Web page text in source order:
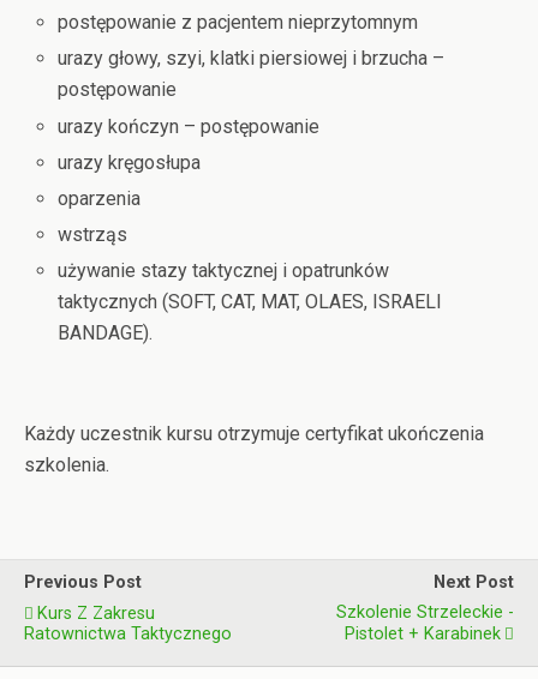
postępowanie z pacjentem nieprzytomnym
urazy głowy, szyi, klatki piersiowej i brzucha –
postępowanie
urazy kończyn – postępowanie
urazy kręgosłupa
oparzenia
wstrząs
używanie stazy taktycznej i opatrunków
taktycznych (SOFT, CAT, MAT, OLAES, ISRAELI
BANDAGE).
Każdy uczestnik kursu otrzymuje certyfikat ukończenia
szkolenia.
Previous Post
Kurs Z Zakresu
Ratownictwa Taktycznego
Next Post
Szkolenie Strzeleckie -
Pistolet + Karabinek